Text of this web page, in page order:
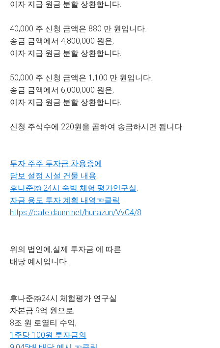
이자 지급 원금 분할 상환합니다.
40,000 주 신청 금액은 880 만 원입니다.
송금 금액에서 4,800,000 원은,
이자 지급 원금 분할 상환합니다.
50,000 주 신청 금액은 1,100 만 원입니다.
송금 금액에서 6,000,000 원은,
이자 지급 원금 분할 상환합니다.
신청 주식수에 220원을 곱하여 송금하시면 됩니다.
투자 주주 투자금 차용증에
담보 설정 시설 건물 내용
후나준㈜ 24시 숙박 체험 평가연구실,
자금 용도 투자 계획 내역☜클릭
https://cafe.daum.net/hunazun/VvC4/8
위의 법인에,실제 투자금 에 따른
배당 예시입니다.
후나준㈜24시 체험평가 연구실
자본금 9억 원으로,
8조 원 로열티 수익,
1주당 100원 투자금의